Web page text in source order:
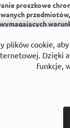
plików cookie,
Dzięki
funkcje,
proszkowe
i wieloletnia